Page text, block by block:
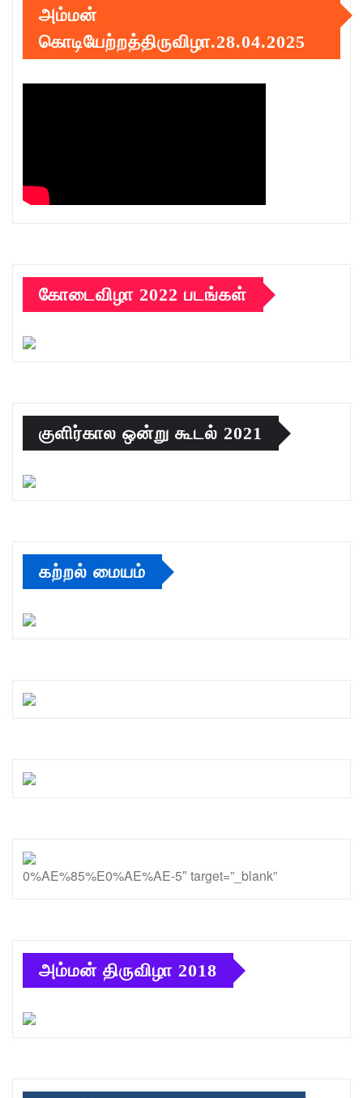
அம்மன்
கொடியேற்றத்திருவிழா.28.04.2025
கோடைவிழா 2022 படங்கள்
குளிர்கால ஒன்று கூடல் 2021
கற்றல் மையம்
0%AE%85%E0%AE%AE-5″ target=”_blank”
அம்மன் திருவிழா 2018